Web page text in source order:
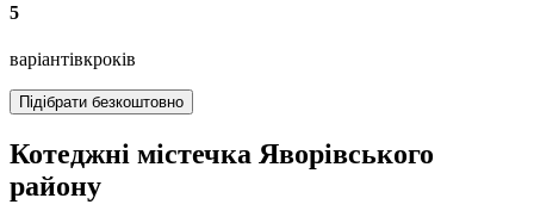
5
варіантівкроків
Підібрати безкоштовно
Котеджні містечка Яворівського
району